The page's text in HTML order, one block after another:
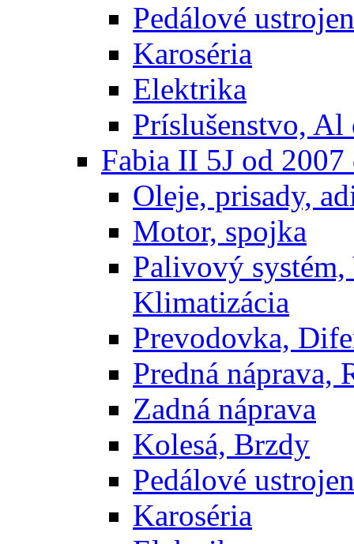
Pedálové
Karoséria
Elektrika
Príslušenstvo, Al
Fabia II 5J od
Oleje, prisady,
Motor, spojka
Palivový
Klimatizácia
Prevodovka,
Predná náprava,
Zadná náprava
Kolesá, Brzdy
Pedálové
Karoséria